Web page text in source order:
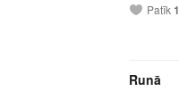
Patīk1
Runā